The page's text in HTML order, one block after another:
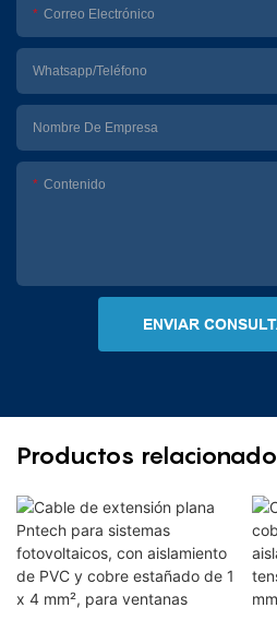
Correo Electrónico
Whatsapp/Teléfono
Nombre De Empresa
Contenido
ENVIAR
Productos